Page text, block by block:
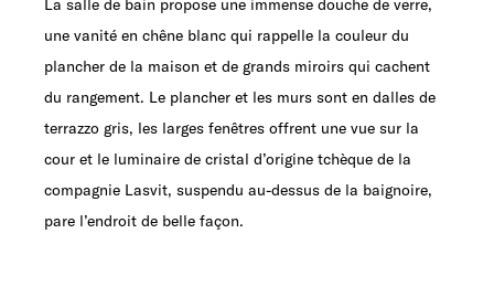
La salle de bain propose une immense douche de verre,
une vanité en chêne blanc qui rappelle la couleur du
plancher de la maison et de grands miroirs qui cachent
du rangement. Le plancher et les murs sont en dalles de
terrazzo gris, les larges fenêtres offrent une vue sur la
cour et le luminaire de cristal d’origine tchèque de la
compagnie Lasvit, suspendu au-dessus de la baignoire,
pare l’endroit de belle façon.